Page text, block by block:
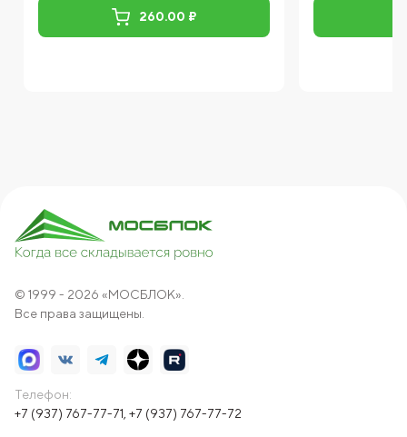
260.00 ₽
© 1999 - 2026 «МОСБЛОК».
Все права защищены.
Телефон:
+7 (937) 767-77-71, +7 (937) 767-77-72